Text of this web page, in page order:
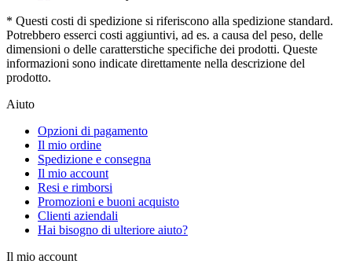
* Questi costi di spedizione si riferiscono alla spedizione standard.
Potrebbero esserci costi aggiuntivi, ad es. a causa del peso, delle
dimensioni o delle caratterstiche specifiche dei prodotti. Queste
informazioni sono indicate direttamente nella descrizione del
prodotto.
Aiuto
Opzioni di pagamento
Il mio ordine
Spedizione e consegna
Il mio account
Resi e rimborsi
Promozioni e buoni acquisto
Clienti aziendali
Hai bisogno di ulteriore aiuto?
Il mio account